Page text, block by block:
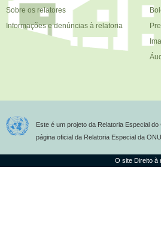
Sobre os relatores
Informações e denúncias à relatoria
Este é um projeto da Relatoria Especial
página oficial da Relatoria Especial da
O site Direito à